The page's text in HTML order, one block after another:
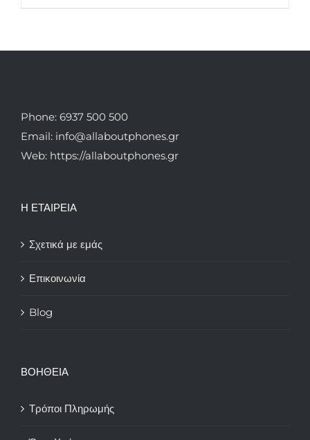
Phone: 6937 500 500
Email: info@allaboutphones.gr
Web: https://allaboutphones.gr
Η ΕΤΑΙΡΕΙΑ
Σχετικά με εμάς
Επικοινωνία
Blog
ΒΟΗΘΕΙΑ
Τρόποι Πληρωμής